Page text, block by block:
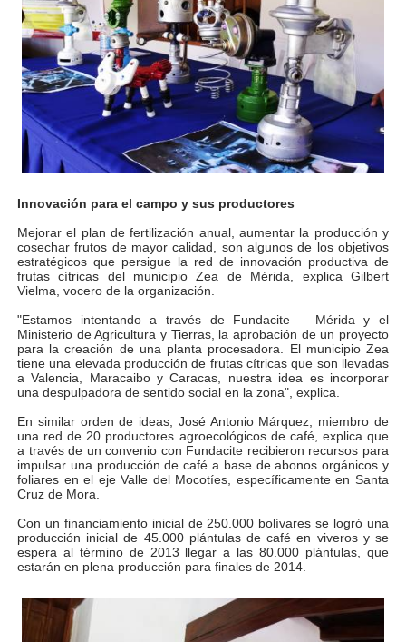
Innovación para el campo y sus productores
Mejorar el plan de fertilización anual, aumentar la producción y
cosechar frutos de mayor calidad, son algunos de los objetivos
estratégicos que persigue la red de innovación productiva de
frutas cítricas del municipio Zea de Mérida, explica Gilbert
Vielma, vocero de la organización.
"Estamos intentando a través de Fundacite – Mérida y el
Ministerio de Agricultura y Tierras, la aprobación de un proyecto
para la creación de una planta procesadora. El municipio Zea
tiene una elevada producción de frutas cítricas que son llevadas
a Valencia, Maracaibo y Caracas, nuestra idea es incorporar
una despulpadora de sentido social en la zona", explica.
En similar orden de ideas, José Antonio Márquez, miembro de
una red de 20 productores agroecológicos de café, explica que
a través de un convenio con Fundacite recibieron recursos para
impulsar una producción de café a base de abonos orgánicos y
foliares en el eje Valle del Mocotíes, específicamente en Santa
Cruz de Mora.
Con un financiamiento inicial de 250.000 bolívares se logró una
producción inicial de 45.000 plántulas de café en viveros y se
espera al término de 2013 llegar a las 80.000 plántulas, que
estarán en plena producción para finales de 2014.